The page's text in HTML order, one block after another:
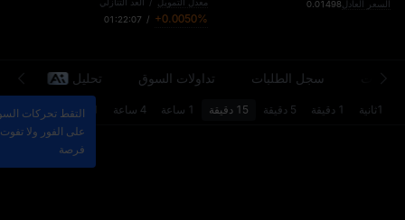
السعر العادل 0.01498
+0.0050%
/
01:22:07
سجل الطلبات تداولات السوق تحليل
1ثانية 1 دقيقة 5 دقيقة 15 دقيقة 1 ساعة 4 ساعة
التقط تحركات
على الفور ولا
فرصة